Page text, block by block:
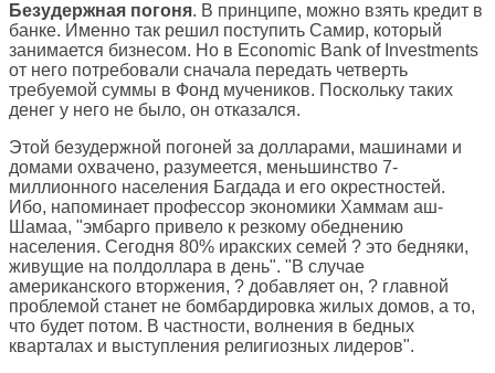
Безудержная погоня. В принципе, можно взять кредит в
банке. Именно так решил поступить Самир, который
занимается бизнесом. Но в Economic Bank of Investments
от него потребовали сначала передать четверть
требуемой суммы в Фонд мучеников. Поскольку таких
денег у него не было, он отказался.
Этой безудержной погоней за долларами, машинами и
домами охвачено, разумеется, меньшинство 7-
миллионного населения Багдада и его окрестностей.
Ибо, напоминает профессор экономики Хаммам аш-
Шамаа, "эмбарго привело к резкому обеднению
населения. Сегодня 80% иракских семей ? это бедняки,
живущие на полдоллара в день". "В случае
американского вторжения, ? добавляет он, ? главной
проблемой станет не бомбардировка жилых домов, а то,
что будет потом. В частности, волнения в бедных
кварталах и выступления религиозных лидеров".